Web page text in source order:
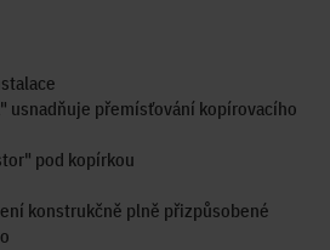
usnadňuje přemísťování kopírovacího
pod kopírkou
konstrukčně plně přizpůsobené